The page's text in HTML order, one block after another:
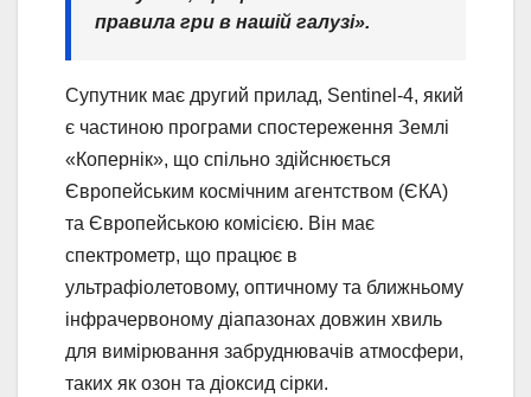
правила гри в нашій галузі».
Супутник має другий прилад, Sentinel-4, який
є частиною програми спостереження Землі
«Копернік», що спільно здійснюється
Європейським космічним агентством (ЄКА)
та Європейською комісією. Він має
спектрометр, що працює в
ультрафіолетовому, оптичному та ближньому
інфрачервоному діапазонах довжин хвиль
для вимірювання забруднювачів атмосфери,
таких як озон та діоксид сірки.